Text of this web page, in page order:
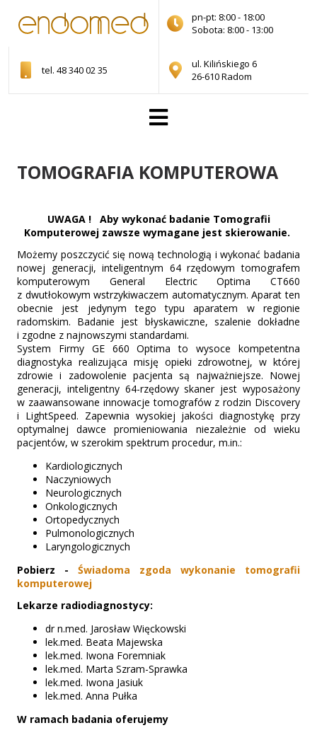
ul. Kilińskiego 6
26-610 Radom
tel. 48 340 02 35
pn-pt: 8:00 - 18:00
Sobota: 8:00 - 13:00
TOMOGRAFIA KOMPUTEROWA
UWAGA ! Aby wykonać badanie Tomografii
Komputerowej zawsze wymagane jest skierowanie.
Możemy poszczycić się nową technologią i wykonać badania
nowej generacji, inteligentnym 64 rzędowym tomografem
komputerowym General Electric Optima CT660
z dwutłokowym wstrzykiwaczem automatycznym. Aparat ten
obecnie jest jedynym tego typu aparatem w regionie
radomskim. Badanie jest błyskawiczne, szalenie dokładne
i zgodne z najnowszymi standardami.
System Firmy GE 660 Optima to wysoce kompetentna
diagnostyka realizująca misję opieki zdrowotnej, w której
zdrowie i zadowolenie pacjenta są najważniejsze. Nowej
generacji, inteligentny 64-rzędowy skaner jest wyposażony
w zaawansowane innowacje tomografów z rodzin Discovery
i LightSpeed. Zapewnia wysokiej jakości diagnostykę przy
optymalnej dawce promieniowania niezależnie od wieku
pacjentów, w szerokim spektrum procedur, m.in.:
Kardiologicznych
Naczyniowych
Neurologicznych
Onkologicznych
Ortopedycznych
Pulmonologicznych
Laryngologicznych
Pobierz - Świadoma zgoda wykonanie tomografii
komputerowej
Lekarze radiodiagnostycy:
dr n.med. Jarosław Więckowski
lek.med. Beata Majewska
lek.med. Iwona Foremniak
lek.med. Marta Szram-Sprawka
lek.med. Iwona Jasiuk
lek.med. Anna Pułka
W ramach badania oferujemy